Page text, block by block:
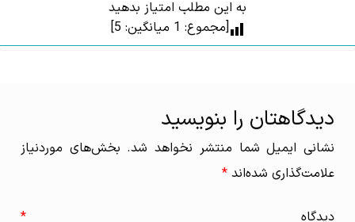
به این مطلب امتیاز بدهید
[مجموع: 1 میانگین: 5
]
دیدگاهتان را بنویسید
نشانی ایمیل شما منتشر نخواهد شد. بخش‌های موردنیاز
علامت‌گذاری شده‌اند *
دیدگاه*